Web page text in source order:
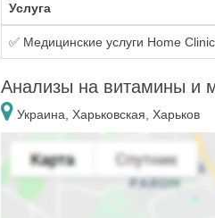
Услуга
✅ Медицинские услуги Home Clinic
Анализы на витамины и
Украина, Харьковская, Харьков